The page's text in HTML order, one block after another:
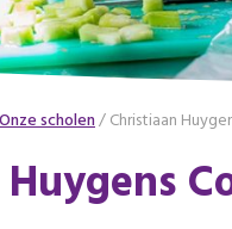
Onze scholen/Christiaan